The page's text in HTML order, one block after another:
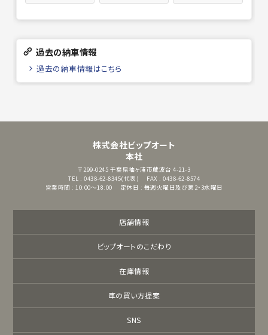
過去の納車情報
過去の納車情報はこちら
株式会社ビップオート
本社
〒299-0245 千葉県袖ヶ浦市蔵波台 4-21-3
TEL : 0438-62-8345(代表)
FAX : 0438-62-8574
営業時間 : 10:00～18:00
定休日 : 毎週火曜日及び第2・3水曜日
店舗情報
ビップオートのこだわり
在庫情報
車の買い方提案
SNS